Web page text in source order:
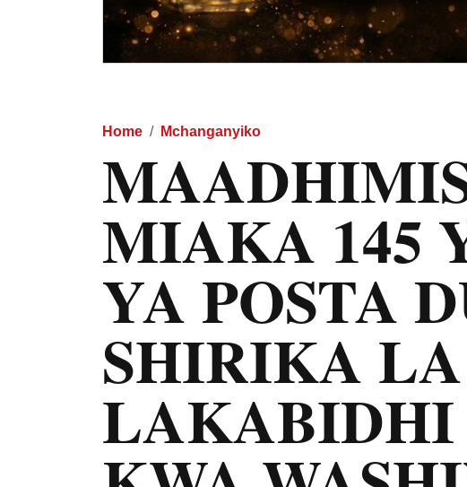
Home Mchanganyiko
MIAKA 145
YA POSTA
SHIRIKA
LAKABIDHI